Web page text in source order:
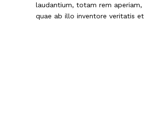
laudantium, totam rem aperiam,
quae ab illo inventore veritatis